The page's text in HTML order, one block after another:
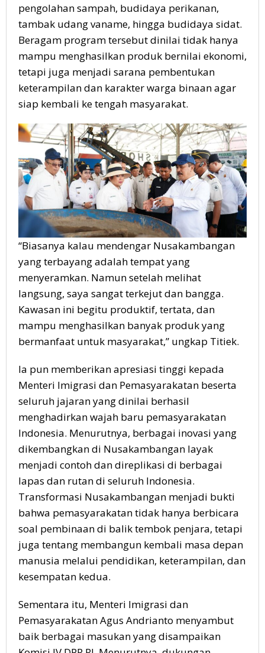
pengolahan sampah, budidaya perikanan,
tambak udang vaname, hingga budidaya sidat.
Beragam program tersebut dinilai tidak hanya
mampu menghasilkan produk bernilai ekonomi,
tetapi juga menjadi sarana pembentukan
keterampilan dan karakter warga binaan agar
siap kembali ke tengah masyarakat.
“Biasanya kalau mendengar Nusakambangan
yang terbayang adalah tempat yang
menyeramkan. Namun setelah melihat
langsung, saya sangat terkejut dan bangga.
Kawasan ini begitu produktif, tertata, dan
mampu menghasilkan banyak produk yang
bermanfaat untuk masyarakat,” ungkap Titiek.
Ia pun memberikan apresiasi tinggi kepada
Menteri Imigrasi dan Pemasyarakatan beserta
seluruh jajaran yang dinilai berhasil
menghadirkan wajah baru pemasyarakatan
Indonesia. Menurutnya, berbagai inovasi yang
dikembangkan di Nusakambangan layak
menjadi contoh dan direplikasi di berbagai
lapas dan rutan di seluruh Indonesia.
Transformasi Nusakambangan menjadi bukti
bahwa pemasyarakatan tidak hanya berbicara
soal pembinaan di balik tembok penjara, tetapi
juga tentang membangun kembali masa depan
manusia melalui pendidikan, keterampilan, dan
kesempatan kedua.
Sementara itu, Menteri Imigrasi dan
Pemasyarakatan Agus Andrianto menyambut
baik berbagai masukan yang disampaikan